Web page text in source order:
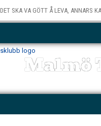
DET SKA VA GÖTT Å LEVA, ANNARS
Malmö